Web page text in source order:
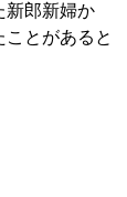
新郎新婦か
とがあると